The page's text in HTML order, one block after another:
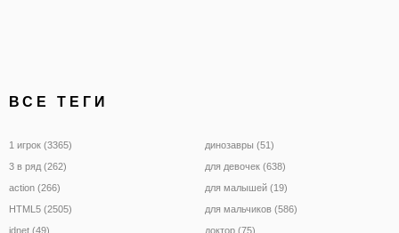
ВСЕ ТЕГИ
1 игрок (3365)
3 в ряд (262)
action (266)
HTML5 (2505)
idnet (49)
динозавры (51)
для девочек (638)
для малышей (19)
для мальчиков (586)
доктор (75)